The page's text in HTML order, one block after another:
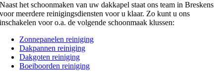
Naast het schoonmaken van uw dakkapel staat ons team in Breskens
voor meerdere reinigingsdiensten voor u klaar. Zo kunt u ons
inschakelen voor o.a. de volgende schoonmaak klussen:
Zonnepanelen reiniging
Dakpannen reiniging
Dakgoten reiniging
Boeiboorden reiniging